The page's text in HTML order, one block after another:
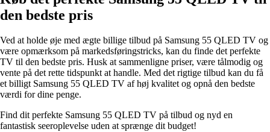
den bedste pris
Ved at holde øje med ægte billige tilbud på Samsung 55 QLED TV og
være opmærksom på markedsføringstricks, kan du finde det perfekte
TV til den bedste pris. Husk at sammenligne priser, være tålmodig og
vente på det rette tidspunkt at handle. Med det rigtige tilbud kan du få
et billigt Samsung 55 QLED TV af høj kvalitet og opnå den bedste
værdi for dine penge.
Find dit perfekte Samsung 55 QLED TV på tilbud og nyd en
fantastisk seeroplevelse uden at sprænge dit budget!